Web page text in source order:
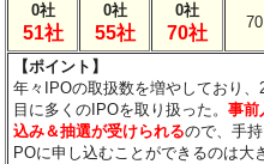
0社
51社
0社
55社
0社
70社
【ポイント】
年々IPOの取扱数を増やしており
目に多くのIPOを取り扱った。事前
込み＆抽選が受けられるので、手
POに申し込むことができるのは大